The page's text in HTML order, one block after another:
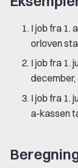
I job fra 1.
orloven
I job fra 1.
I job fra 1.
a-kassen